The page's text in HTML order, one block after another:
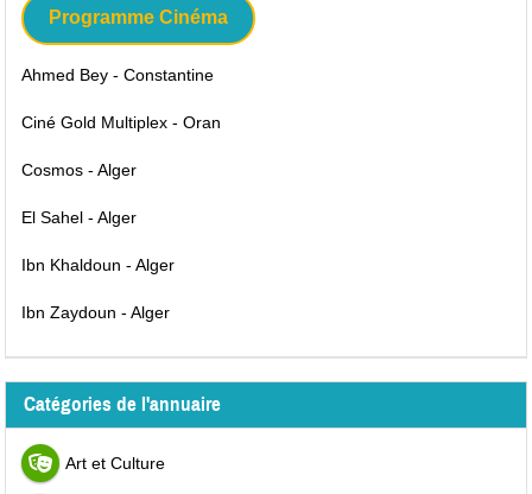
Programme Cinéma
Ahmed Bey - Constantine
Ciné Gold Multiplex - Oran
Cosmos - Alger
El Sahel - Alger
Ibn Khaldoun - Alger
Ibn Zaydoun - Alger
Catégories de l'annuaire
Art et Culture